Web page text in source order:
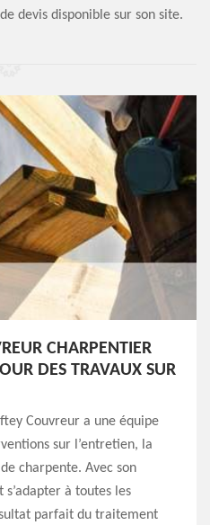
devis disponible sur son site.
CHARPENTIER
DES TRAVAUX SUR
Couvreur a une équipe
sur l’entretien, la
charpente. Avec son
à toutes les
parfait du traitement